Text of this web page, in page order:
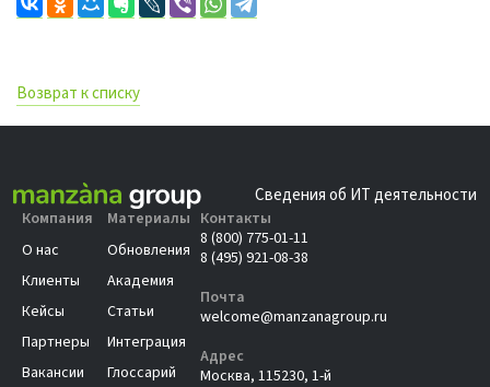
Возврат к списку
Сведения об ИТ деятельности
Компания
О нас
Клиенты
Кейсы
Партнеры
Вакансии
Материалы
Обновления
Академия
Статьи
Интеграция
Глоссарий
Контакты
8 (800) 775-01-11
8 (495) 921-08-38
Почта
welcome@manzanagroup.ru
Адрес
Москва, 115230, 1-й